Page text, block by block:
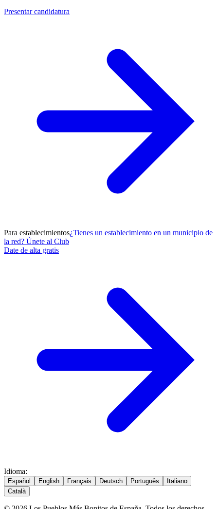
Presentar candidatura
Para establecimientos¿Tienes un establecimiento en un municipio de
la red? Únete al Club
Date de alta gratis
Idioma:
Español English Français Deutsch Português
Italiano
Català